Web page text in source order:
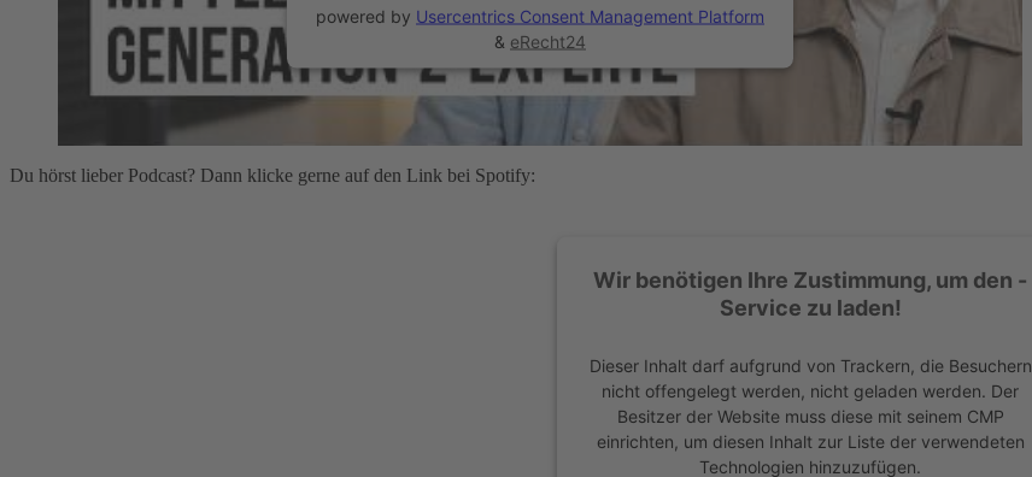
powered by Usercentrics Consent Management Platform
& eRecht24
Du hörst lieber Podcast? Dann klicke gerne auf den Link bei Spotify:
Wir benötigen Ihre Zustimmung, um den -
Service zu laden!
Dieser Inhalt darf aufgrund von Trackern, die Besuchern
nicht offengelegt werden, nicht geladen werden. Der
Besitzer der Website muss diese mit seinem CMP
einrichten, um diesen Inhalt zur Liste der verwendeten
Technologien hinzuzufügen.